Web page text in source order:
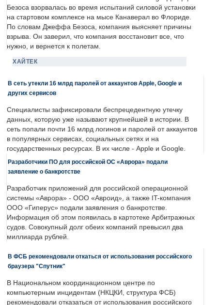
Безоса взорвалась во время испытаний силовой установки
на стартовом комплексе на мысе Канаверал во Флориде.
По словам Джеффа Безоса, компания выясняет причины
взрыва. Он заверил, что компания восстановит все, что
нужно, и вернется к полетам.
ХАЙТЕК
В сеть утекли 16 млрд паролей от аккаунтов Apple, Google и
других сервисов
Специалисты зафиксировали беспрецедентную утечку
данных, которую уже называют крупнейшей в истории. В
сеть попали почти 16 млрд логинов и паролей от аккаунтов
в популярных сервисах, социальных сетях и на
государственных ресурсах. В их числе - Apple и Google.
Разработчики ПО для российской ОС «Аврора» подали
заявление о банкротстве
Разработчик приложений для российской операционной
системы «Аврора» - ООО «Авроид», а также IT-компания
ООО «Гиперус» подали заявления о банкротстве.
Информация об этом появилась в картотеке Арбитражных
судов. Совокупный долг обеих компаний превысил два
миллиарда рублей.
В ФСБ рекомендовали откаться от использования российского
браузера "Спутник"
В Национальном координационном центре по
компьютерным инцидентам (НКЦКИ, структура ФСБ)
рекомендовали отказаться от использования российского